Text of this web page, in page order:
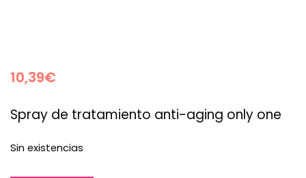
10,39€
Spray de tratamiento anti-aging only one
Sin existencias